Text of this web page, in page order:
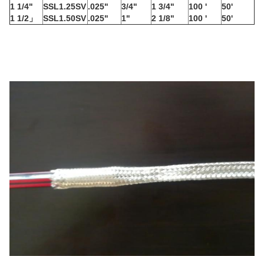
1 1/4"
1 1/2」
SSL1.25SV
SSL1.50SV
.025"
.025"
3/4"
1"
1 3/4"
2 1/8"
100 '
100 '
50'
50'